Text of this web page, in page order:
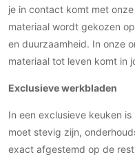
Overig
Aannemers Interieur
Akoestiek
Wijnkelder en wijnkasten
je in contact komt met
materiaal wordt gekozen
en duurzaamheid. In onze
materiaal tot leven komt in
Exclusieve werkbladen
In een exclusieve keuken
moet stevig zijn,
exact afgestemd op de